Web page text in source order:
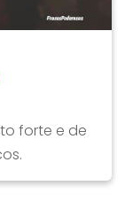
forte e de